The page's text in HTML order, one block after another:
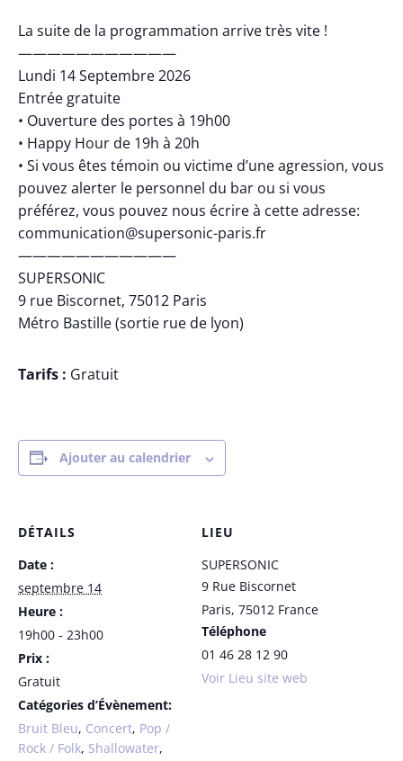
La suite de la programmation arrive très vite !
———————————
Lundi 14 Septembre 2026
Entrée gratuite
• Ouverture des portes à 19h00
• Happy Hour de 19h à 20h
• Si vous êtes témoin ou victime d’une agression, vous
pouvez alerter le personnel du bar ou si vous
préférez, vous pouvez nous écrire à cette adresse:
communication@supersonic-paris.fr
———————————
SUPERSONIC
9 rue Biscornet, 75012 Paris
Métro Bastille (sortie rue de lyon)
Tarifs : Gratuit
Ajouter au calendrier
DÉTAILS
Date :
septembre 14
Heure :
19h00 - 23h00
Prix :
Gratuit
Catégories d’Évènement:
Bruit Bleu, Concert, Pop /
Rock / Folk, Shallowater,
LIEU
SUPERSONIC
9 Rue Biscornet
Paris, 75012 France
Téléphone
01 46 28 12 90
Voir Lieu site web